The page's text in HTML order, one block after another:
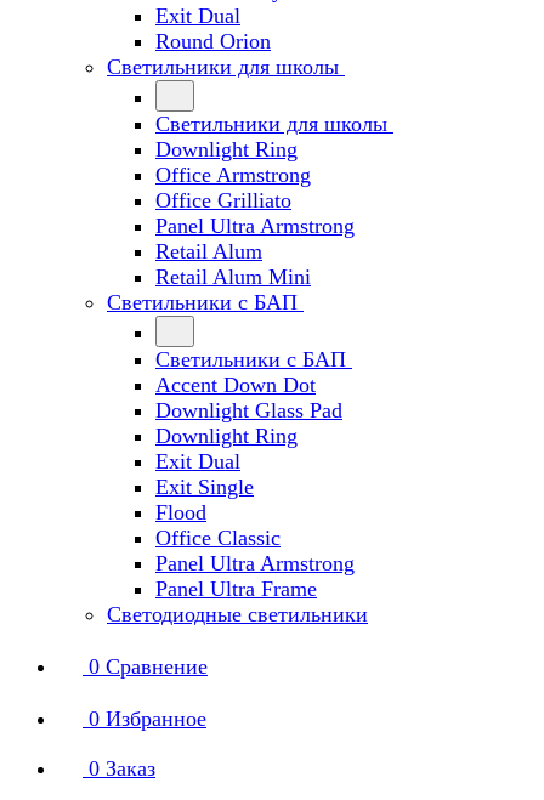
Exit Dual
Round Orion
Светильники для школы
Светильники для школы
Downlight Ring
Office Armstrong
Office Grilliato
Panel Ultra Armstrong
Retail Alum
Retail Alum Mini
Светильники с БАП
Светильники с БАП
Accent Down Dot
Downlight Glass Pad
Downlight Ring
Exit Dual
Exit Single
Flood
Office Classic
Panel Ultra Armstrong
Panel Ultra Frame
Светодиодные светильники
0 Сравнение
0 Избранное
0 Заказ